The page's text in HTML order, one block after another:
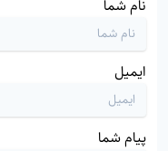
نام شما
ایمیل
پیام شما